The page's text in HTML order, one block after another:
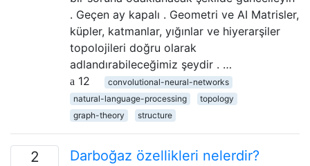
. Geçen ay kapalı . Geometri ve AI Matrisler,
küpler, katmanlar, yığınlar ve hiyerarşiler
topolojileri doğru olarak
adlandırabileceğimiz şeydir . …
12
convolutional-neural-networks
natural-language-processing
topology
graph-theory
structure
2 Darboğaz özellikleri nelerdir?